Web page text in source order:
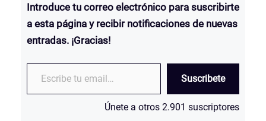
Introduce tu correo electrónico para suscribirte
a esta página y recibir notificaciones de nuevas
entradas. ¡Gracias!
Escribe tu email…
Suscribete
Únete a otros 2.901 suscriptores